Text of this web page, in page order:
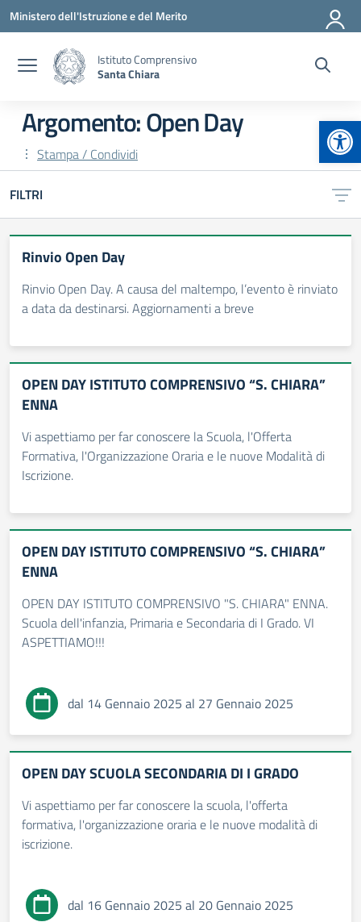
Vai ai contenuti
Vai al menu di navigazione
Vai al footer
Ministero dell'Istruzione e del Merito
Istituto Comprensivo
Santa Chiara
Argomento: Open Day
Stampa / Condividi
FILTRI
Rinvio Open Day
Rinvio Open Day. A causa del maltempo, l’evento è rinviato
a data da destinarsi. Aggiornamenti a breve
OPEN DAY ISTITUTO COMPRENSIVO “S. CHIARA”
ENNA
Vi aspettiamo per far conoscere la Scuola, l'Offerta
Formativa, l'Organizzazione Oraria e le nuove Modalità di
Iscrizione.
OPEN DAY ISTITUTO COMPRENSIVO “S. CHIARA”
ENNA
OPEN DAY ISTITUTO COMPRENSIVO "S. CHIARA" ENNA.
Scuola dell'infanzia, Primaria e Secondaria di I Grado. VI
ASPETTIAMO!!!
dal 14 Gennaio 2025 al 27 Gennaio 2025
OPEN DAY SCUOLA SECONDARIA DI I GRADO
Vi aspettiamo per far conoscere la scuola, l'offerta
formativa, l'organizzazione oraria e le nuove modalità di
iscrizione.
dal 16 Gennaio 2025 al 20 Gennaio 2025